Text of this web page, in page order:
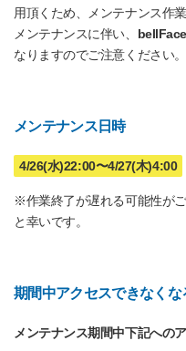
用頂くため、メンテナンス作
メンテナンスに伴い、
なりますのでご注意ください。
メンテナンス日時
4/26(水)22:00〜4/27(木)4:00
※作業終了が遅れる可能性が
と幸いです。
期間中アクセスできなくな
メンテナンス期間中下記への